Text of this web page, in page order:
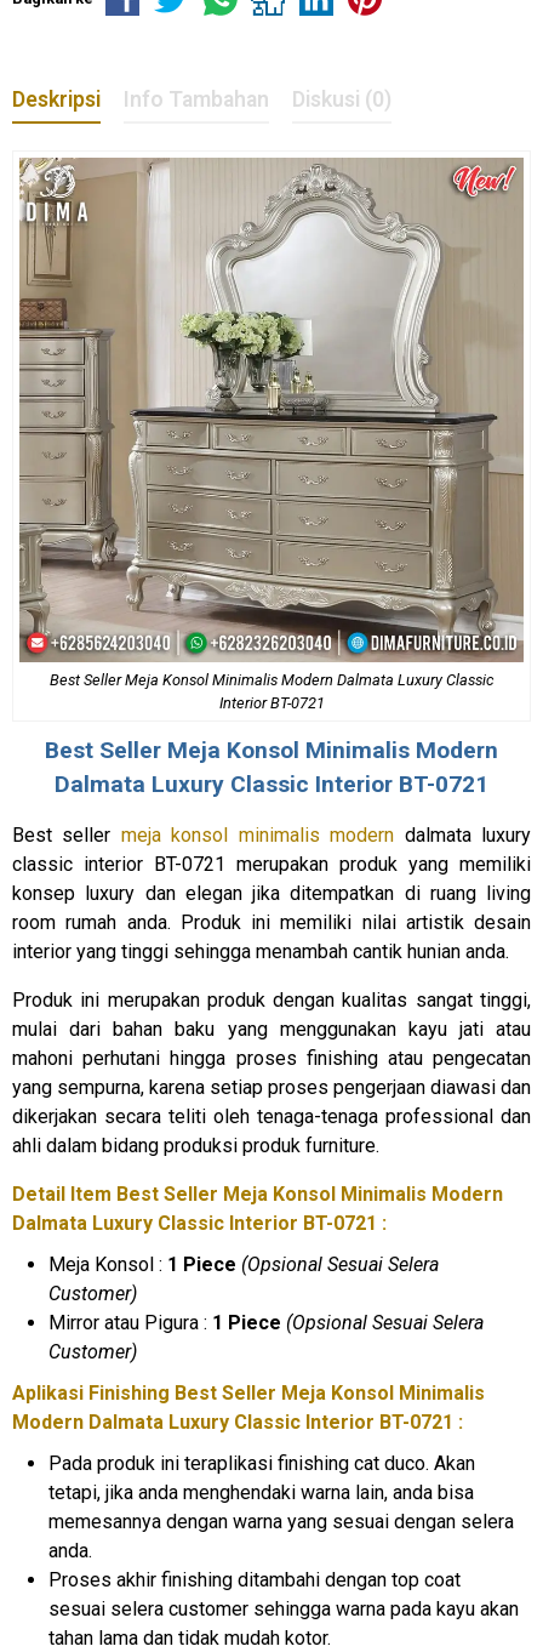
Deskripsi Info Tambahan Diskusi (0)
Best Seller Meja Konsol Minimalis Modern Dalmata Luxury Classic
Interior BT-0721
Best Seller Meja Konsol Minimalis Modern
Dalmata Luxury Classic Interior BT-0721
Best seller meja konsol minimalis modern dalmata luxury
classic interior BT-0721 merupakan produk yang memiliki
konsep luxury dan elegan jika ditempatkan di ruang living
room rumah anda. Produk ini memiliki nilai artistik desain
interior yang tinggi sehingga menambah cantik hunian anda.
Produk ini merupakan produk dengan kualitas sangat tinggi,
mulai dari bahan baku yang menggunakan kayu jati atau
mahoni perhutani hingga proses finishing atau pengecatan
yang sempurna, karena setiap proses pengerjaan diawasi dan
dikerjakan secara teliti oleh tenaga-tenaga professional dan
ahli dalam bidang produksi produk furniture.
Detail Item Best Seller Meja Konsol Minimalis Modern
Dalmata Luxury Classic Interior BT-0721 :
Meja Konsol : 1 Piece (Opsional Sesuai Selera
Customer)
Mirror atau Pigura : 1 Piece (Opsional Sesuai Selera
Customer)
Aplikasi Finishing Best Seller Meja Konsol Minimalis
Modern Dalmata Luxury Classic Interior BT-0721 :
Pada produk ini teraplikasi finishing cat duco. Akan
tetapi, jika anda menghendaki warna lain, anda bisa
memesannya dengan warna yang sesuai dengan selera
anda.
Proses akhir finishing ditambahi dengan top coat
sesuai selera customer sehingga warna pada kayu akan
tahan lama dan tidak mudah kotor.